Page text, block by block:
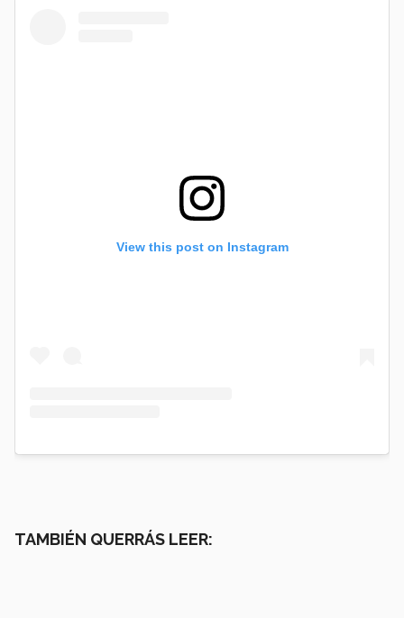
View this post on Instagram
TAMBIÉN QUERRÁS LEER: